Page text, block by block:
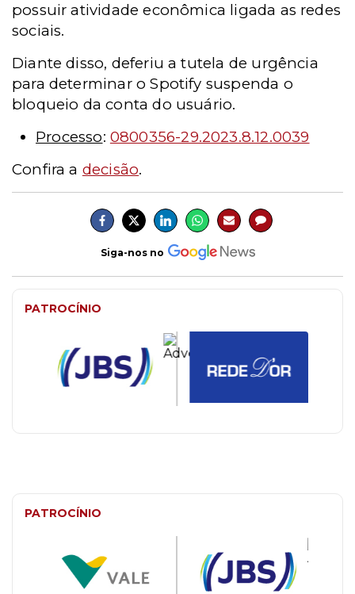
possuir atividade econômica ligada as redes
sociais.
Diante disso, deferiu a tutela de urgência
para determinar o Spotify suspenda o
bloqueio da conta do usuário.
Processo: 0800356-29.2023.8.12.0039
Confira a decisão.
Siga-nos no
PATROCÍNIO
PATROCÍNIO